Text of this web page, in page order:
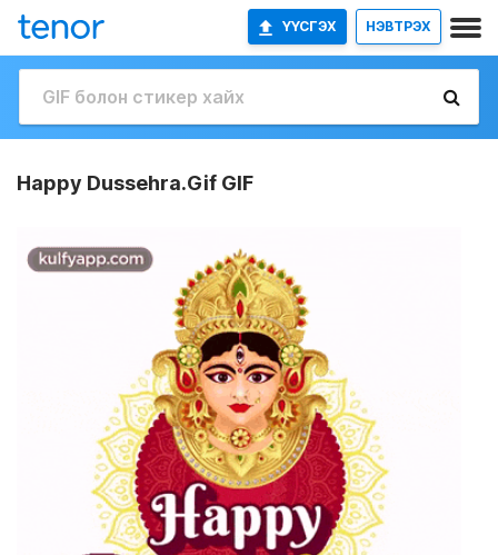
ҮҮСГЭХ НЭВТРЭХ
Happy Dussehra.Gif GIF